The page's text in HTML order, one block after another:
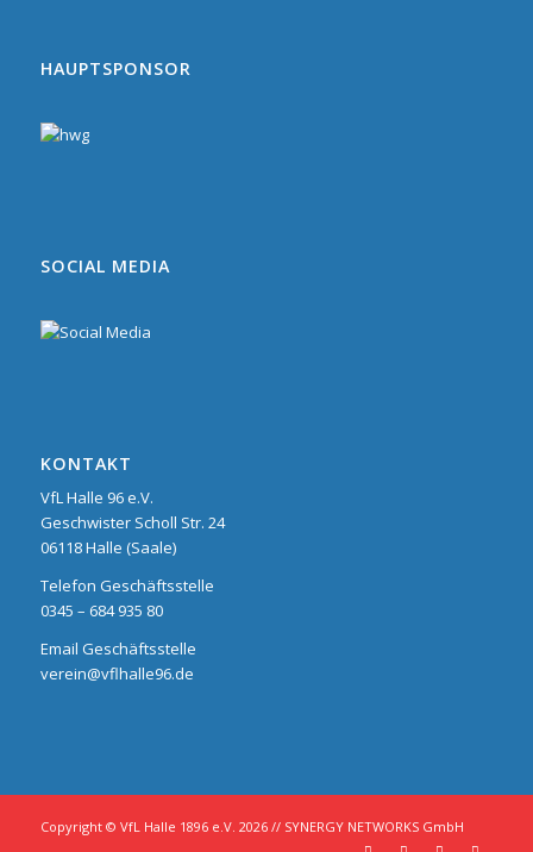
HAUPTSPONSOR
SOCIAL MEDIA
KONTAKT
VfL Halle 96 e.V.
Geschwister Scholl Str. 24
06118 Halle (Saale)
Telefon Geschäftsstelle
0345 – 684 935 80
Email Geschäftsstelle
verein@vflhalle96.de
Copyright © VfL Halle 1896 e.V. 2026 // SYNERGY NETWORKS GmbH